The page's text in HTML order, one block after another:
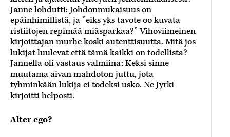
Janne lohdutti: Johdonmukaisuus on
epäinhimillistä, ja ”eiks yks tavote oo kuvata
ristiitojen repimää miäsparkaa?” Vihoviimeinen
kirjoittajan murhe koski autenttisuutta. Mitä jos
lukijat luulevat että tämä kaikki on todellista?
Jannella oli vastaus valmiina: Keksi sinne
muutama aivan mahdoton juttu, jota
tyhminkään lukija ei todeksi usko. Ne Jyrki
kirjoitti helposti.
Alter ego?